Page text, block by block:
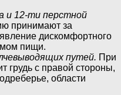
и 12-ти перстной
принимают за
дискомфортного
пищи.
путей. При
грудь с правой стороны,
области